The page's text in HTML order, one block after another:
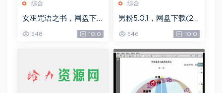
综合
女巫咒语之书，网盘下
548 10.0
综合
男粉5.0.1，网盘下载(25
546 10.0